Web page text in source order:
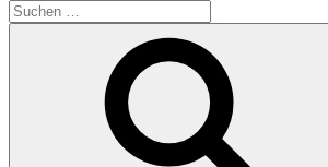
Suchen
nach: